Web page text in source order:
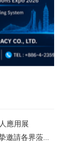
應用展
請各界蒞臨
里黎明路三